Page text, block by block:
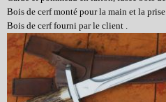
Bois de cerf monté pour la main et la
Bois de cerf fourni par le client .